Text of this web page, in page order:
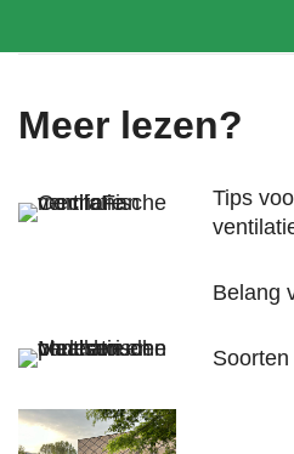
Meer lezen?
Tips
Belang